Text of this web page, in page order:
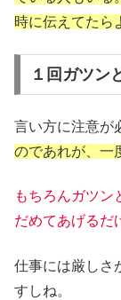
時に伝えてたら
１回ガツン
言い方に注意が
のであれが、一
もちろんガツン
だめてあげるだ
仕事には厳しさ
すしね。